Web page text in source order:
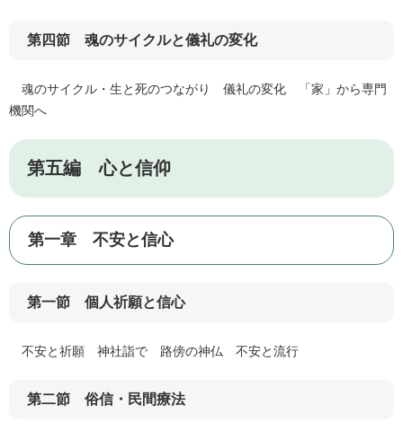
第四節 魂のサイクルと儀礼の変化
魂のサイクル・生と死のつながり 儀礼の変化 「家」から専門
機関へ
第五編 心と信仰
第一章 不安と信心
第一節 個人祈願と信心
不安と祈願 神社詣で 路傍の神仏 不安と流行
第二節 俗信・民間療法